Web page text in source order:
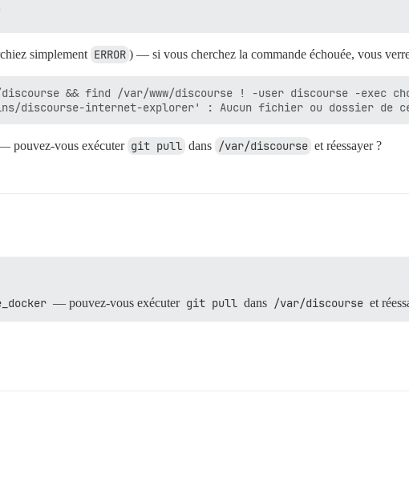
simplement ERROR ) — si vous cherchez la commande échouée, vous
&& find /var/www/discourse ! -user discourse -exec
pouvez-vous exécuter git pull dans /var/discourse et réessayer ?
— pouvez-vous exécuter git pull dans /var/discourse et